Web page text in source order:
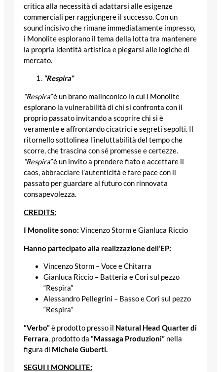
critica alla necessità di adattarsi alle esigenze
commerciali per raggiungere il successo. Con un
sound incisivo che rimane immediatamente impresso,
i Monolite esplorano il tema della lotta tra mantenere
la propria identità artistica e piegarsi alle logiche di
mercato.
“Respira”
“Respira”è un brano malinconico in cui i Monolite
esplorano la vulnerabilità di chi si confronta con il
proprio passato invitando a scoprire chi si è
veramente e affrontando cicatrici e segreti sepolti. Il
ritornello sottolinea l’ineluttabilità del tempo che
scorre, che trascina con sé promesse e certezze.
“Respira”è un invito a prendere fiato e accettare il
caos, abbracciare l’autenticità e fare pace con il
passato per guardare al futuro con rinnovata
consapevolezza.
CREDITS:
I Monolite sono: Vincenzo Storm e Gianluca Riccio
Hanno partecipato alla realizzazione dell’EP:
Vincenzo Storm – Voce e Chitarra
Gianluca Riccio – Batteria e Cori sul pezzo
“Respira”
Alessandro Pellegrini – Basso e Cori sul pezzo
“Respira”
“Verbo”è prodotto presso il Natural Head Quarter di
Ferrara, prodotto da “Massaga Produzioni” nella
figura di Michele Guberti.
SEGUI I MONOLITE: